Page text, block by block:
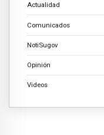
Actualidad
Comunicados
NotiSugov
Opinión
Videos